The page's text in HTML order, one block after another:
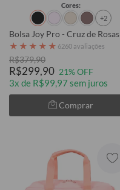
Cores:
+2
Bolsa Joy Pro - Cruz de Rosas
★ ★ ★ ★ ★ 6260 avaliações
R$379,90
R$299,90 21% OFF
3x de R$99,97 sem juros
Comprar